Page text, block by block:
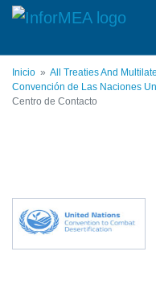
Pasar
principal
Inicio
All Treaties And
Convención de Las Naciones
Centro de Contacto